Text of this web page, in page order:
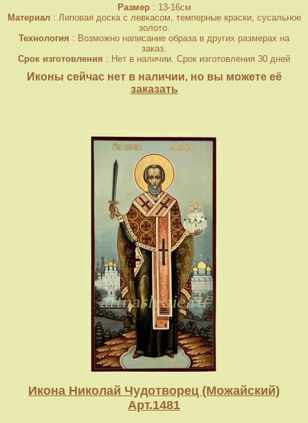
Размер: 13-16см
Материал: Липовая доска с левкасом, темперные краски, сусальное
золото.
Технология : Возможно написание образа в других размерах на
заказ.
Срок изготовления : Нет в наличии. Срок изготовления 30 дней
Иконы сейчас нет в наличии, но вы можете её
заказать
Икона Николай Чудотворец (Можайский)
Арт.1481